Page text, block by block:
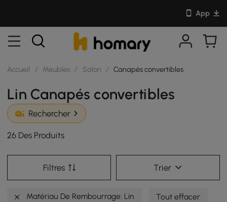
App
Accueil / Meubles / Salon / Canapés convertibles
Lin Canapés convertibles
Rechercher
26 Des Produits
Filtres Trier
Matériau De Rembourrage: Lin Tout effacer